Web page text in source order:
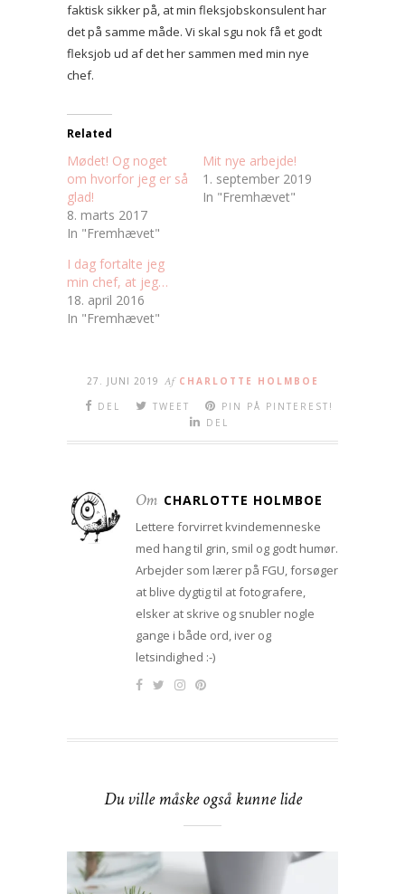
faktisk sikker på, at min fleksjobskonsulent har
det på samme måde. Vi skal sgu nok få et godt
fleksjob ud af det her sammen med min nye
chef.
Related
Mødet! Og noget
om hvorfor jeg er så
glad!
8. marts 2017
In "Fremhævet"
Mit nye arbejde!
1. september 2019
In "Fremhævet"
I dag fortalte jeg
min chef, at jeg…
18. april 2016
In "Fremhævet"
27. JUNI 2019 Af CHARLOTTE HOLMBOE
DEL
TWEET
PIN PÅ PINTEREST!
DEL
Om CHARLOTTE HOLMBOE
Lettere forvirret kvindemenneske
med hang til grin, smil og godt humør.
Arbejder som lærer på FGU, forsøger
at blive dygtig til at fotografere,
elsker at skrive og snubler nogle
gange i både ord, iver og
letsindighed :-)
Du ville måske også kunne lide